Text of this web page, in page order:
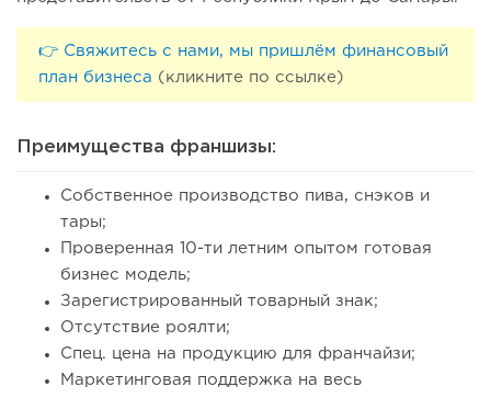
👉 Свяжитесь с нами, мы пришлём финансовый
план бизнеса (кликните по ссылке)
Преимущества франшизы:
Собственное производство пива, снэков и
тары;
Проверенная 10-ти летним опытом готовая
бизнес модель;
Зарегистрированный товарный знак;
Отсутствие роялти;
Спец. цена на продукцию для франчайзи;
Маркетинговая поддержка на весь